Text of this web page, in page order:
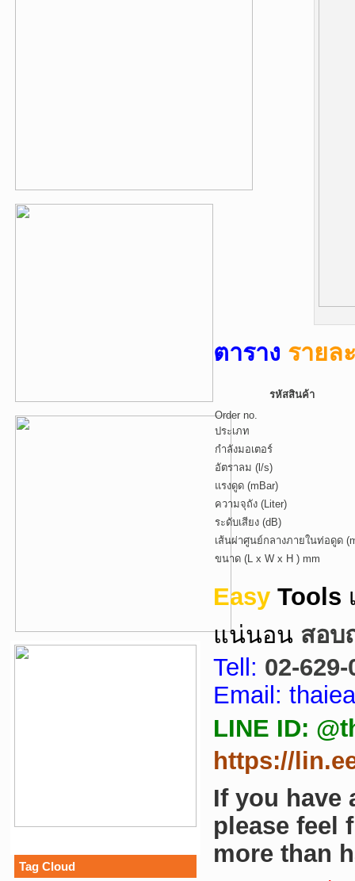
Tag Cloud
ตาราง รายล
รหัสสินค้า
Order no.
ประเภท
กำลังมอเตอร์
อัตราลม (l/s)
แรงดูด (mBar)
ความจุถัง (Liter)
ระดับเสียง (dB)
เส้นผ่าศูนย์กลางภายในท่อดูด
ขนาด (L x W x H ) mm
Easy Tools
แน่นอน สอบ
Tell: 02-629-
Email:
LINE ID:
https://
If you have
please feel
more than